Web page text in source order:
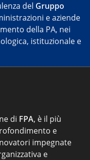
del Gruppo
e aziende
della PA, nei
istituzionale e
di FPA, è il più
e
impegnate
e